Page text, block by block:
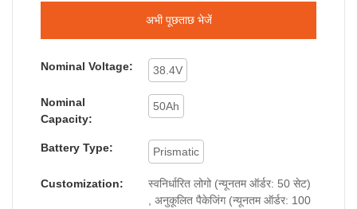
अभी पूछताछ भेजें
Nominal Voltage: 38.4V
Nominal
Capacity:
50Ah
Battery Type: Prismatic
Customization:
स्वनिर्धारित लोगो (न्यूनतम ऑर्डर: 50 सेट)
, अनुकूलित पैकेजिंग (न्यूनतम ऑर्डर: 100